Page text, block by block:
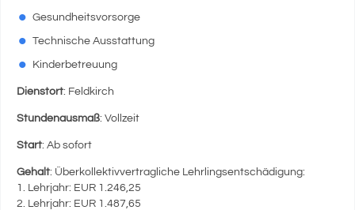
Gesundheitsvorsorge
Technische Ausstattung
Kinderbetreuung
Dienstort: Feldkirch
Stundenausmaß: Vollzeit
Start: Ab sofort
Gehalt: Überkollektivvertragliche Lehrlingsentschädigung:
1. Lehrjahr: EUR 1.246,25
2. Lehrjahr: EUR 1.487,65